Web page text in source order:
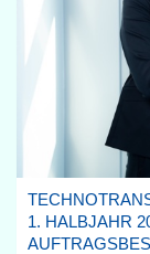
1. HALBJAHR